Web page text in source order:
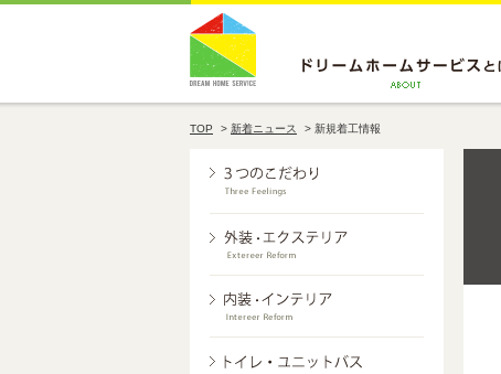
TOP > 新着ニュース > 新規着工情報